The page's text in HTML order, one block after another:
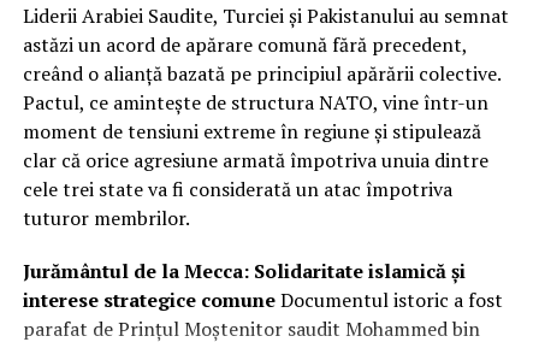
Liderii Arabiei Saudite, Turciei și Pakistanului au semnat
astăzi un acord de apărare comună fără precedent,
creând o alianță bazată pe principiul apărării colective.
Pactul, ce amintește de structura NATO, vine într-un
moment de tensiuni extreme în regiune și stipulează
clar că orice agresiune armată împotriva unuia dintre
cele trei state va fi considerată un atac împotriva
tuturor membrilor.
Jurământul de la Mecca: Solidaritate islamică și
interese strategice comuneDocumentul istoric a fost
parafat de Prințul Moștenitor saudit Mohammed bin